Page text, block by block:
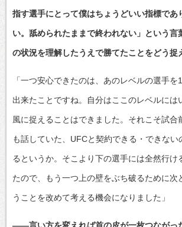
指す選手にとって僕はちょうどいい指標であ
い。舐められたままで終われない」という言
の状況を理解したうえで勝てたことをどう捉
「一つ安心できたのは、あのレベルの選手を
出来たことですね。自分はここのレベルには
風に捉えることはできました。それこそ試合
も話していた、UFCと契約できる・できない
るというか。そこより下の選手には全然行け
たので、もう一つ上の壁をぶち破るために次
うことを改めて考える機会になりました」
――言い方を変えれば首の皮が一枚つながっ